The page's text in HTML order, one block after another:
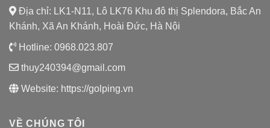
Địa chỉ: LK1-N11, Lô LK76 Khu đô thị Splendora, Bắc An
Khánh, Xã An Khánh, Hoài Đức, Hà Nội
Hotline: 0968.023.807
thuy240394@gmail.com
Website: https://golping.vn
VỀ CHÚNG TÔI